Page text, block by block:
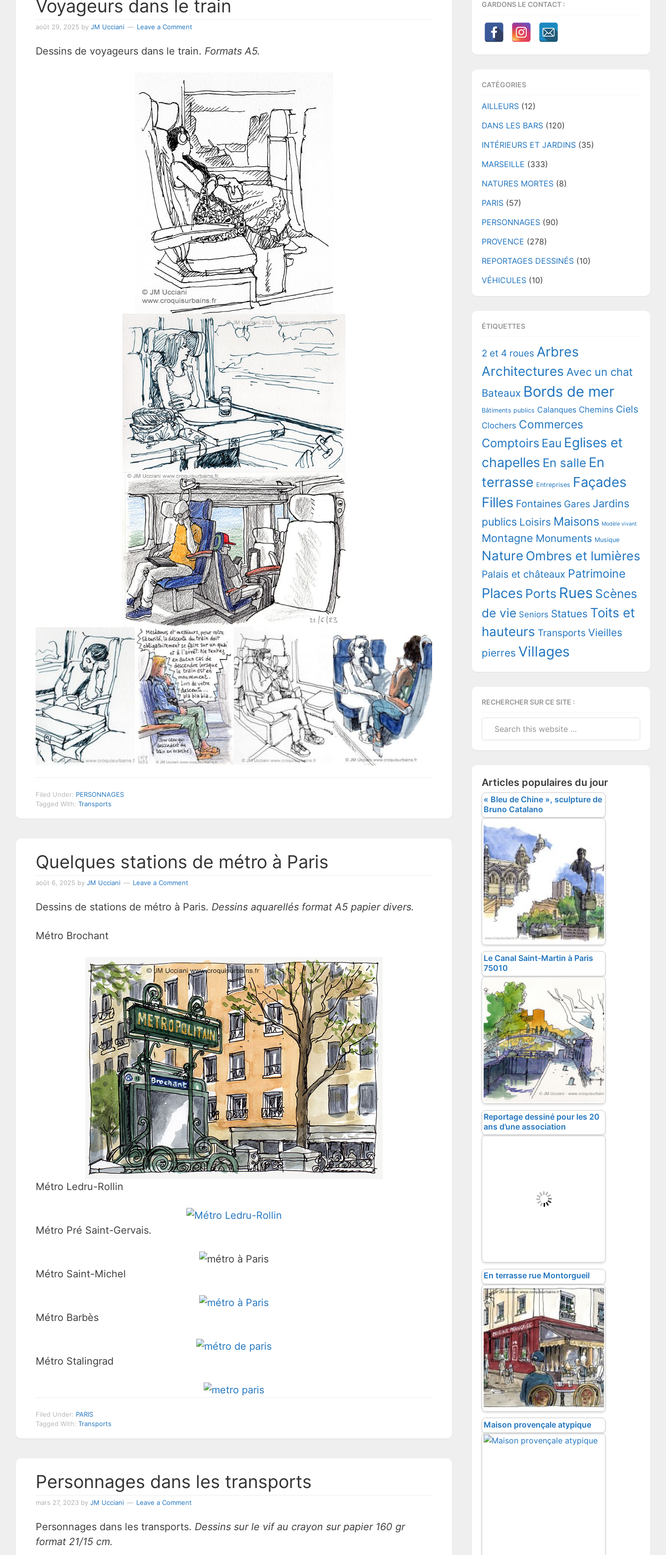
Voyageurs dans le train
août 29, 2025 by JM Ucciani Leave a Comment
Dessins de voyageurs dans le train. Formats A5.
Filed Under: PERSONNAGES
Tagged With: Transports
Quelques stations de métro à Paris
août 6, 2025 by JM Ucciani Leave a Comment
Dessins de stations de métro à Paris. Dessins aquarellés format A5 papier divers.
Métro Brochant
Métro Ledru-Rollin
Métro Pré Saint-Gervais.
Métro Saint-Michel
Métro Barbès
Métro Stalingrad
Filed Under: PARIS
Tagged With: Transports
Personnages dans les transports
mars 27, 2023 by JM Ucciani Leave a Comment
Personnages dans les transports. Dessins sur le vif au crayon sur papier 160 gr
format 21/15 cm.
GARDONS LE CONTACT :
CATÉGORIES
AILLEURS (12)
DANS LES BARS (120)
INTÉRIEURS ET JARDINS (35)
MARSEILLE (333)
NATURES MORTES (8)
PARIS (57)
PERSONNAGES (90)
PROVENCE (278)
REPORTAGES DESSINÉS (10)
VÉHICULES (10)
ÉTIQUETTES
2 et 4 roues Arbres
Architectures Avec un chat
Bateaux Bords de mer
Bâtiments publics Calanques Chemins Ciels
Clochers Commerces
Comptoirs Eau Eglises et
chapelles En salle En
terrasse Entreprises Façades
Filles Fontaines Gares Jardins
publics Loisirs Maisons Modèle vivant
Montagne Monuments Musique
Nature Ombres et lumières
Palais et châteaux Patrimoine
Places Ports Rues Scènes
de vie Seniors Statues Toits et
hauteurs Transports Vieilles
pierres Villages
RECHERCHER SUR CE SITE :
Articles populaires du jour
« Bleu de Chine », sculpture de
Bruno Catalano
Le Canal Saint-Martin à Paris
75010
Reportage dessiné pour les 20
ans d’une association
En terrasse rue Montorgueil
Maison provençale atypique